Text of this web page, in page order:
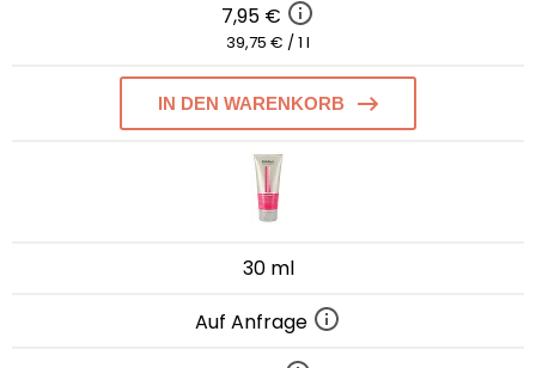
7,95 €
39,75 € / 1 l
IN DEN WARENKORB
30 ml
Auf Anfrage